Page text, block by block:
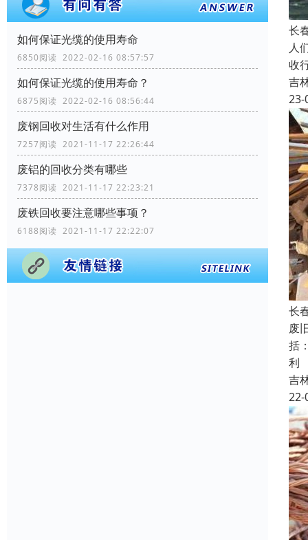
如何保证光缆的使用寿命
6850阅读 2022-02-16 08:57:57
如何保证光缆的使用寿命？
6875阅读 2022-02-16 08:56:44
废钢回收对生活有什么作用
7257阅读 2021-11-17 22:26:44
废铝的回收分类有哪些
7378阅读 2021-11-17 22:23:21
废铁回收要注意哪些事项？
6188阅读 2021-11-17 22:22:07
长
人
收
吉
23-
长
废
括
利
吉
22-